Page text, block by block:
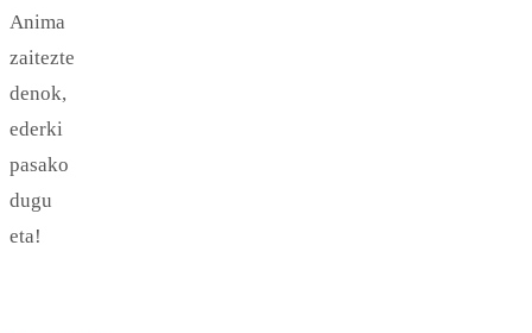
Anima
zaitezte
denok,
ederki
pasako
dugu
eta!